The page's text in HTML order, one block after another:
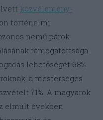
közvélemény-
történelmi
nemű párok
támogatottsága.
lehetőségét 68%
a mesterséges
71%. A magyarok
elmúlt években